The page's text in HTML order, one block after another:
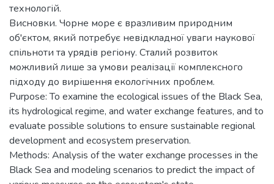
технологій.
Висновки. Чорне море є вразливим природним
об'єктом, який потребує невідкладної уваги наукової
спільноти та урядів регіону. Сталий розвиток
можливий лише за умови реалізації комплексного
підходу до вирішення екологічних проблем.
Purpose: To examine the ecological issues of the Black Sea,
its hydrological regime, and water exchange features, and to
evaluate possible solutions to ensure sustainable regional
development and ecosystem preservation.
Methods: Analysis of the water exchange processes in the
Black Sea and modeling scenarios to predict the impact of